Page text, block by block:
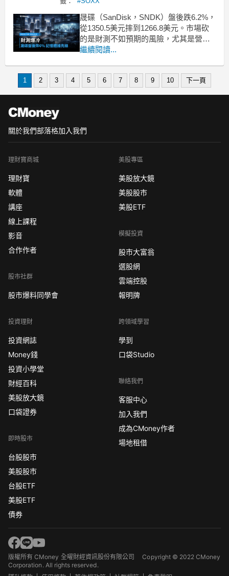
晟碟（SanDisk，SNDK）盤後跌6.2%，
從1350.5美元摔到1266.8美元。市場砍
的是財測不如預期的風險，尤其是營收
指引在共識值下緣附近。問題是：這只
場這麼在意晟碟給出第三季營收指引為
繼續閱讀...
1 2 3 4 5 6 7 8 9 10 下一頁
關於我們部落格加入我們
理財寶商城
理財寶
軟體
講座
線上課程
影音
合作作者
股市社群
股市爆料同學會
投資理財
投資網誌
Money錢
投資小學堂
財經百科
美股放大鏡
口袋證券
即時股市
台股股市
美股股市
台股ETF
美股ETF
債券
美股專區
美股放大鏡
美股股市
美股ETF
模擬投資
股市大富翁
選股網
雲端控股
報明牌
跨領域學習
學到
口袋Studio
聯絡我們
客服中心
加入我們
成為CMoney作者
場地租借
版權所有 CMoney 全曜財經資訊股份有限公司Copyright © 2022 CMoney
Corporation. All rights reserved.